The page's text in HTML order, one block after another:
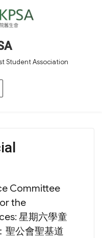
Student Association
Committee
the
星期六學童
聖公會聖基道